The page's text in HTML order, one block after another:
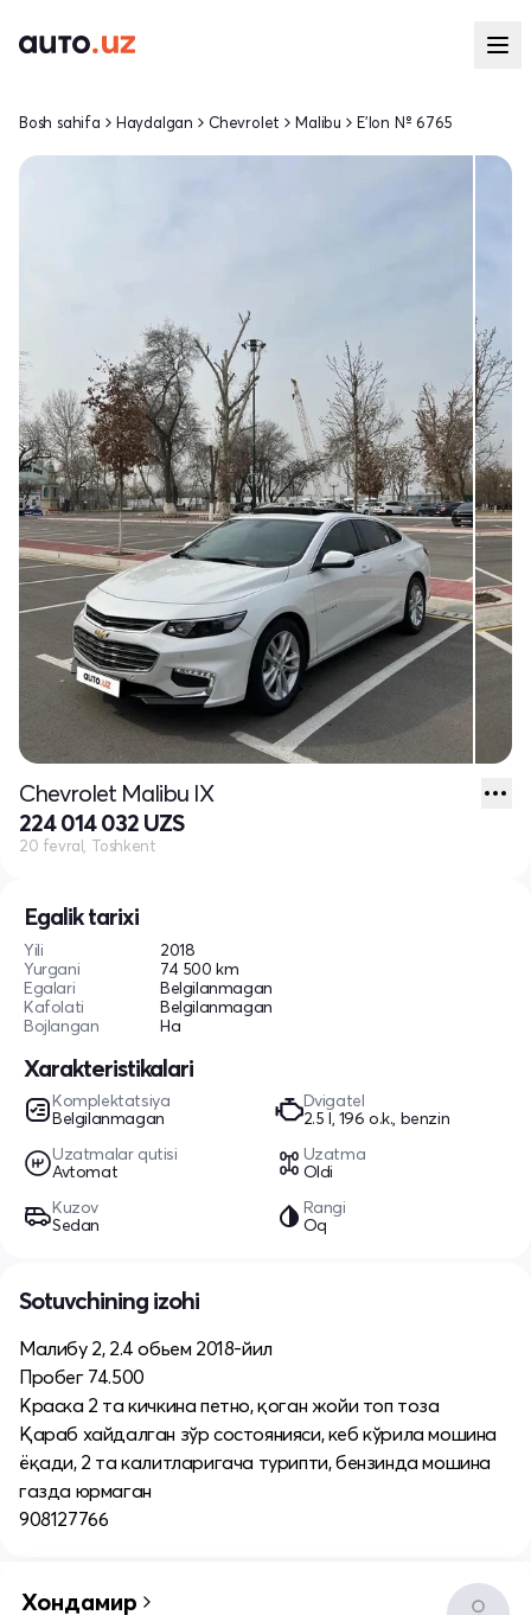
Egalik tarixi
Yili
2018
Yurgani
74 500 km
Egalari
Belgilanmagan
Kafolati
Belgilanmagan
Bojlangan
Ha
Xarakteristikalari
Komplektatsiya
Belgilanmagan
Dvigatel
2.5 l, 196 o.k., benzin
Uzatmalar qutisi
Avtomat
Uzatma
Oldi
Kuzov
Sedan
Rangi
Oq
Bosh sahifa Haydalgan Chevrolet Malibu E'lon № 6765
Chevrolet Malibu IX
224 014 032 UZS
20 fevral, Toshkent
Sotuvchining izohi
Малибу 2, 2.4 обьем 2018-йил
Пробег 74.500
Краска 2 та кичкина петно, қоган жойи топ тоза
Қараб хайдалган зўр состоянияси, кеб кўрила мошина
ёқади, 2 та калитларигача турипти, бензинда мошина
газда юрмаган
908127766
Хондамир